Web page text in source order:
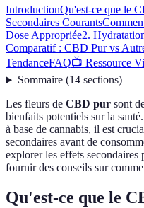
IntroductionQu'est-ce que le
Secondaires Courants
Dose Appropriée2.
Comparatif : CBD Pur vs
TendanceFAQ📺 Ressource
Sommaire(14 sections)
Les fleurs de CBD pur sont
bienfaits potentiels sur la
à base de cannabis, il est
secondaires avant de
explorer les effets
fournir des conseils sur
Qu'est-ce que le